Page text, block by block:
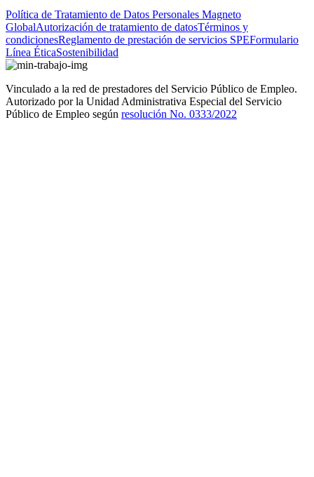
Política de Tratamiento de Datos Personales Magneto
GlobalAutorización de tratamiento de datosTérminos y
condicionesReglamento de prestación de servicios SPEFormulario
Línea ÉticaSostenibilidad
Vinculado a la red de prestadores del Servicio Público de Empleo.
Autorizado por la Unidad Administrativa Especial del Servicio
Público de Empleo según resolución No. 0333/2022